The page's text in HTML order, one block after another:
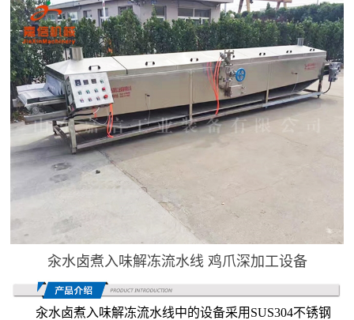
汆水卤煮入味解冻流水线 鸡爪深加工设备
汆水卤煮入味解冻流水线中的设备采用SUS304不锈钢